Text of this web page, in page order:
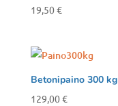
19,50€
Betonipaino 300 kg
129,00€